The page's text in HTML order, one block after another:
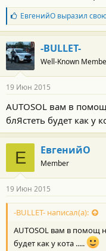
Б
л
а
г
о
д
а
н
с
т
:
ЕвгенийОвыразил
-BULLET-
Well-Known
19 Июн 2015
AUTOSOL вам в
блЯстеть будет как у
Е ЕвгенийО
Member
19 Июн 2015
-BULLET- написал(а):
AUTOSOL вам в помощ
будет как у кота .....